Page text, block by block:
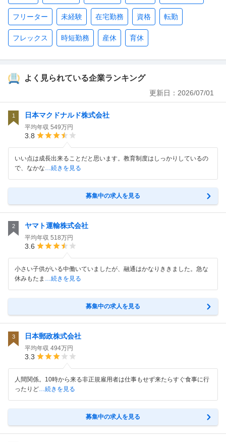
フリーター 未経験 在宅勤務 資格 転勤
フレックス 時短勤務 産休 育休
よく見られている企業ランキング
更新日： 2026/07/01
1 日本マクドナルド株式会社
平均年収 549万円
3.8
いい点は成長出来ることだと思います。教育制度はしっかりしているの
で、なかな…続きを見る
募集中の求人を見る
2 ヤマト運輸株式会社
平均年収 518万円
3.6
小さい子供がいる中働いていましたが、融通はかなりききました。急な
休みもたま …続きを見る
募集中の求人を見る
3 日本郵政株式会社
平均年収 494万円
3.3
人間関係。10時から来る非正規雇用者は仕事もせず来たらすぐ食事に行
ったりど…続きを見る
募集中の求人を見る